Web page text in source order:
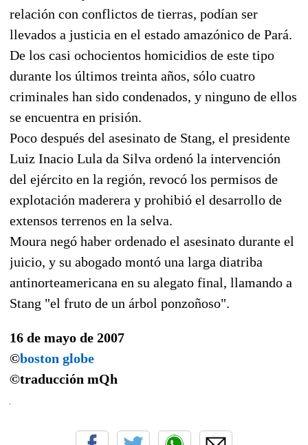
relación con conflictos de tierras, podían ser
llevados a justicia en el estado amazónico de Pará.
De los casi ochocientos homicidios de este tipo
durante los últimos treinta años, sólo cuatro
criminales han sido condenados, y ninguno de ellos
se encuentra en prisión.
Poco después del asesinato de Stang, el presidente
Luiz Inacio Lula da Silva ordenó la intervención
del ejército en la región, revocó los permisos de
explotación maderera y prohibió el desarrollo de
extensos terrenos en la selva.
Moura negó haber ordenado el asesinato durante el
juicio, y su abogado montó una larga diatriba
antinorteamericana en su alegato final, llamando a
Stang "el fruto de un árbol ponzoñoso".
16 de mayo de 2007
©boston globe
©traducción mQh